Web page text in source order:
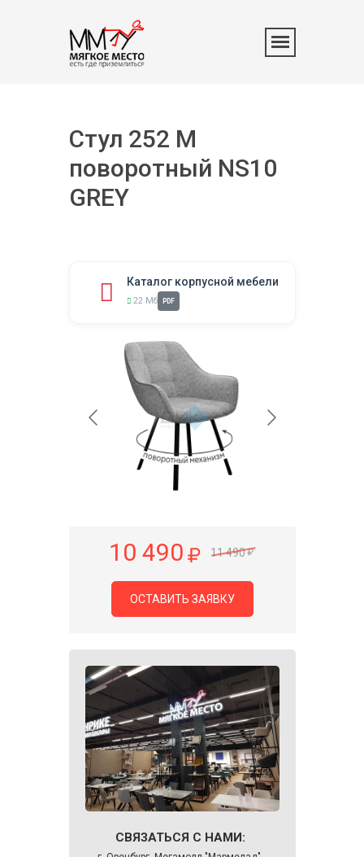
Стул 252 М
поворотный NS10
GREY
Каталог корпусной мебели
22 Мб PDF
10 490 11 490
ОСТАВИТЬ ЗАЯВКУ
СВЯЗАТЬСЯ С НАМИ: